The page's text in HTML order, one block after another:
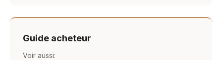
Guide acheteur
Voir aussi: